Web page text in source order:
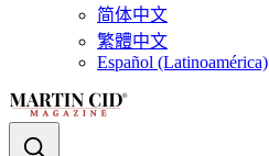
简体中文
繁體中文
Español (Latinoamérica)